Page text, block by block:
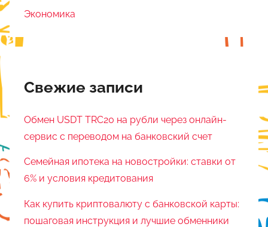
Экономика
Свежие записи
Обмен USDT TRC20 на рубли через онлайн-
сервис с переводом на банковский счет
Семейная ипотека на новостройки: ставки от
6% и условия кредитования
Как купить криптовалюту с банковской карты:
пошаговая инструкция и лучшие обменники